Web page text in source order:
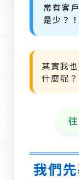
常有客
是少？！
其實我
什麼呢？
我們